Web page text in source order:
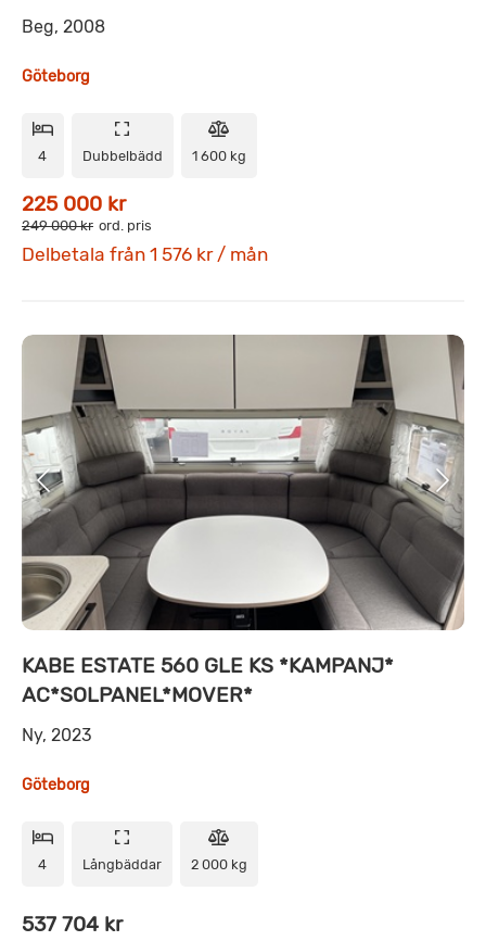
Beg, 2008
Göteborg
4 Dubbelbädd 1 600 kg
225 000 kr
249 000 kr ord. pris
Delbetala från 1 576 kr / mån
KABE ESTATE 560 GLE KS *KAMPANJ*
AC*SOLPANEL*MOVER*
Ny, 2023
Göteborg
4 Långbäddar 2 000 kg
537 704 kr